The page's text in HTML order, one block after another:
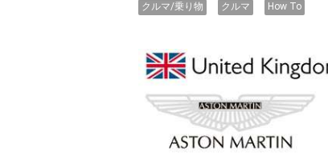
クルマ/乗り物 クルマ How To